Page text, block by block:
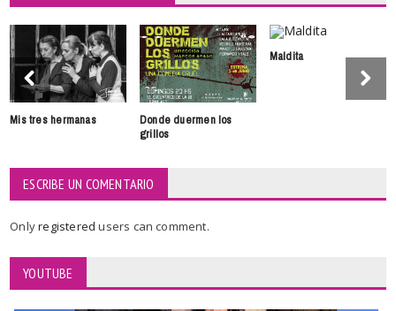
Mis tres hermanas Donde duermen los
grillos
Maldita
ESCRIBE UN COMENTARIO
Onlyregisteredusers can comment.
YOUTUBE